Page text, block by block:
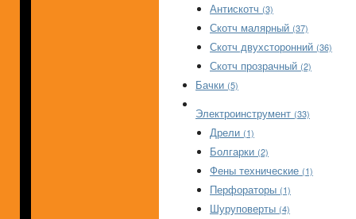
Антискотч (3)
Скотч малярный (37)
Скотч двухсторонний (36)
Скотч прозрачный (2)
Бачки (5)
Электроинструмент (33)
Дрели (1)
Болгарки (2)
Фены технические (1)
Перфораторы (1)
Шуруповерты (4)